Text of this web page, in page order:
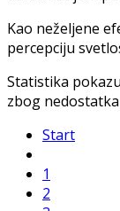
Kao neželjene
percepciju
Statistika
zbog
Start
1
2